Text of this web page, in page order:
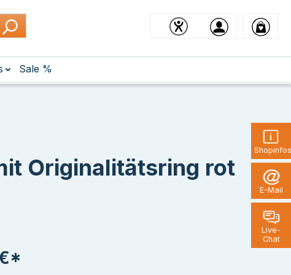
E-Mail
Live-
Chat
Sale %
Originalitätsring rot